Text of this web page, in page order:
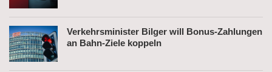
Verkehrsminister Bilger will Bonus-Zahlungen
an Bahn-Ziele koppeln